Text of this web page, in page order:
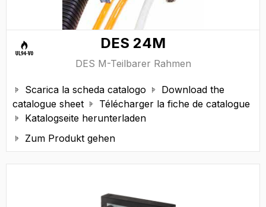
DES 24M
DES M-Teilbarer Rahmen
 Scarica la scheda catalogo 
Download the
catalogue sheet
 Télécharger la fiche de catalogue
 Katalogseite herunterladen
 Zum Produkt gehen